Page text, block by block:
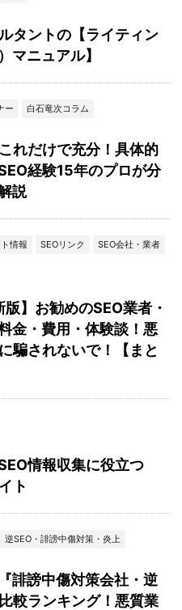
タントの【ライティン
マニュアル】
ー 白石竜次コラム
れだけで充分！具体的
経験15年のプロが分
説
情報 SEOリンク
SEO会社・業者
版】お勧めのSEO業者・
金・費用・体験談！悪
騙されないで！【まと
情報収集に役立つ
ト
逆SEO・誹謗中傷対策・炎上
誹謗中傷対策会社・逆
較ランキング！悪質業